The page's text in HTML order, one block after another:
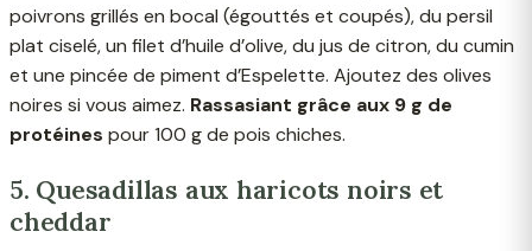
poivrons grillés en bocal (égouttés et coupés), du persil
plat ciselé, un filet d’huile d’olive, du jus de citron, du cumin
et une pincée de piment d’Espelette. Ajoutez des olives
noires si vous aimez. Rassasiant grâce aux 9 g de
protéines pour 100 g de pois chiches.
5. Quesadillas aux haricots noirs et
cheddar